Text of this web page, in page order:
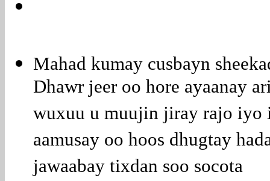
Mahad kumay cusbayn
Dhawr jeer oo hore ayaanay
wuxuu u muujin jiray rajo iyo
aamusay oo hoos dhugtay
jawaabay tixdan soo socota